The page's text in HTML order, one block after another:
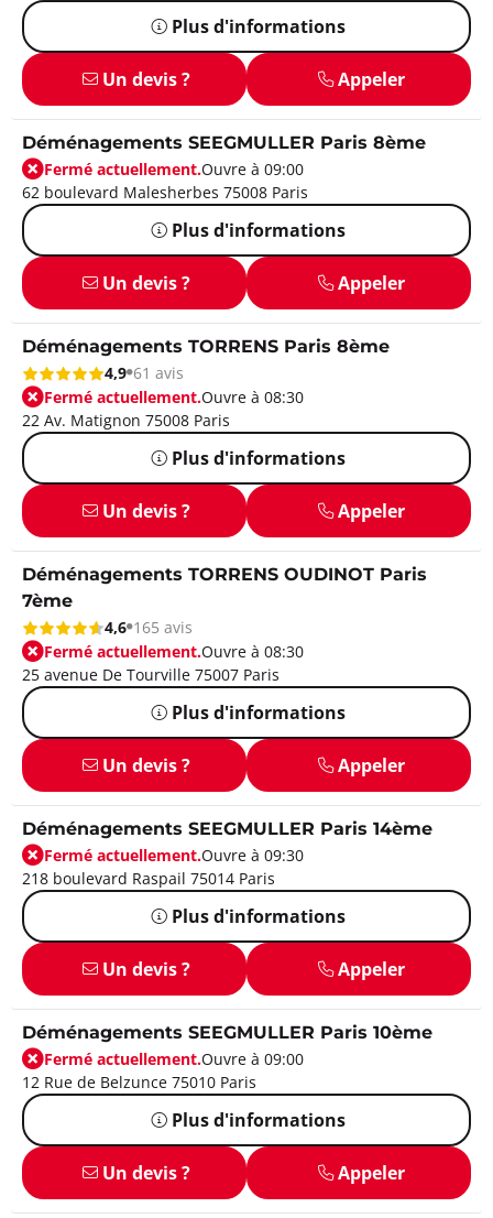
Plus d'informations
Un devis ? Appeler
Déménagements SEEGMULLER Paris 8ème
Fermé actuellement.Ouvre à 09:00
62 boulevard Malesherbes 75008 Paris
Plus d'informations
Un devis ? Appeler
Déménagements TORRENS Paris 8ème
4,9 61 avis
Fermé actuellement.Ouvre à 08:30
22 Av. Matignon 75008 Paris
Plus d'informations
Un devis ? Appeler
Déménagements TORRENS OUDINOT Paris
7ème
4,6 165 avis
Fermé actuellement.Ouvre à 08:30
25 avenue De Tourville 75007 Paris
Plus d'informations
Un devis ? Appeler
Déménagements SEEGMULLER Paris 14ème
Fermé actuellement.Ouvre à 09:30
218 boulevard Raspail 75014 Paris
Plus d'informations
Un devis ? Appeler
Déménagements SEEGMULLER Paris 10ème
Fermé actuellement.Ouvre à 09:00
12 Rue de Belzunce 75010 Paris
Plus d'informations
Un devis ? Appeler